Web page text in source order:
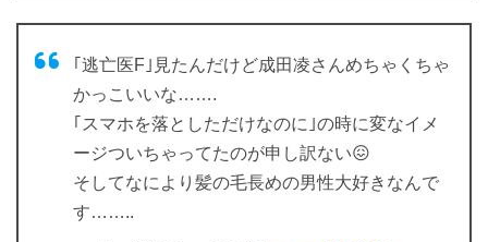
｢逃亡医F｣見たんだけど成田凌さんめちゃくちゃ
かっこいいな…….
｢スマホを落としただけなのに｣の時に変なイメ
ージついちゃってたのが申し訳ない😖
そしてなにより髪の毛長めの男性大好きなんで
す……..